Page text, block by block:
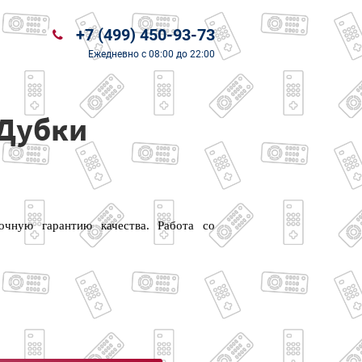
+7 (499) 450-93-73
Ежедневно с 08:00 до 22:00
гарантию качества. Работа со